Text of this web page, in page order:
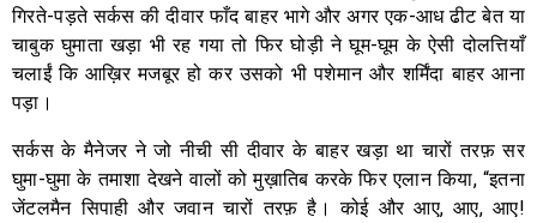
गिरते-पड़ते सर्कस की दीवार फाँद बाहर भागे और अगर एक-आध ढीट बेत या
चाबुक घुमाता खड़ा भी रह गया तो फिर घोड़ी ने घूम-घूम के ऐसी दोलत्तियाँ
चलाईं कि आख़िर मजबूर हो कर उसको भी पशेमान और शर्मिंदा बाहर आना
पड़ा।
सर्कस के मैनेजर ने जो नीची सी दीवार के बाहर खड़ा था चारों तरफ़ सर
घुमा-घुमा के तमाशा देखने वालों को मुख़ातिब करके फिर एलान किया, “इतना
जेंटलमैन सिपाही और जवान चारों तरफ़ है। कोई और आए, आए, आए!